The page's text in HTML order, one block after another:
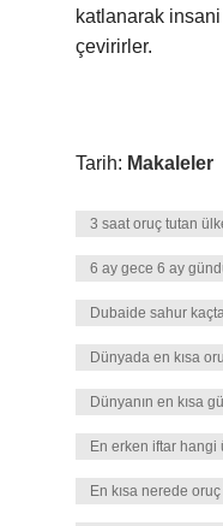
katlanarak insani
çevirirler.
Tarih: Makaleler
3 saat oruç tutan
6 ay gece 6 ay
Dubaide sahur
Dünyada en kısa
Dünyanın en kısa
En erken iftar hangi
En kısa nerede